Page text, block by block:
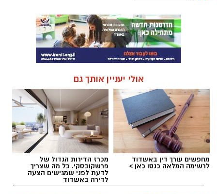
אולי יעניין אותך גם
מחפשים עורך דין באשדוד
לרשימה המלאה כנסו כאן >
מכרז הדירות הגדול של
פרשקובסקי. כל מה שצריך
לדעת לפני שמגישים הצעה
לדירה באשדוד